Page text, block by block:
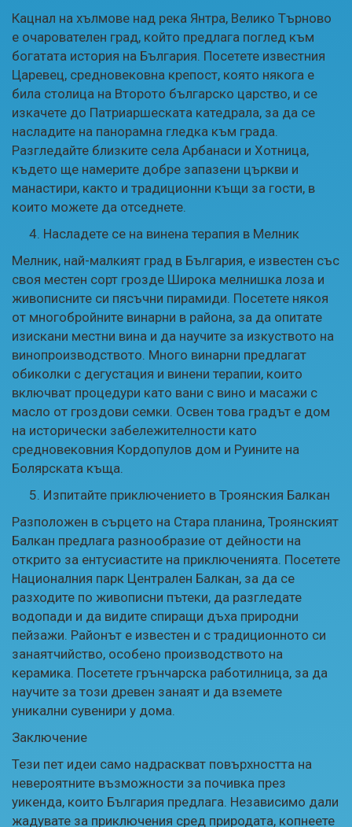
Кацнал на хълмове над река Янтра, Велико Търново
е очарователен град, който предлага поглед към
богатата история на България. Посетете известния
Царевец, средновековна крепост, която някога е
била столица на Второто българско царство, и се
изкачете до Патриаршеската катедрала, за да се
насладите на панорамна гледка към града.
Разгледайте близките села Арбанаси и Хотница,
където ще намерите добре запазени църкви и
манастири, както и традиционни къщи за гости, в
които можете да отседнете.
Насладете се на винена терапия в Мелник
Мелник, най-малкият град в България, е известен със
своя местен сорт грозде Широка мелнишка лоза и
живописните си пясъчни пирамиди. Посетете някоя
от многобройните винарни в района, за да опитате
изискани местни вина и да научите за изкуството на
винопроизводството. Много винарни предлагат
обиколки с дегустация и винени терапии, които
включват процедури като вани с вино и масажи с
масло от гроздови семки. Освен това градът е дом
на исторически забележителности като
средновековния Кордопулов дом и Руините на
Болярската къща.
Изпитайте приключението в Троянския Балкан
Разположен в сърцето на Стара планина, Троянският
Балкан предлага разнообразие от дейности на
открито за ентусиастите на приключенията. Посетете
Националния парк Централен Балкан, за да се
разходите по живописни пътеки, да разгледате
водопади и да видите спиращи дъха природни
пейзажи. Районът е известен и с традиционното си
занаятчийство, особено производството на
керамика. Посетете грънчарска работилница, за да
научите за този древен занаят и да вземете
уникални сувенири у дома.
Заключение
Тези пет идеи само надраскват повърхността на
невероятните възможности за почивка през
уикенда, които България предлага. Независимо дали
жадувате за приключения сред природата, копнеете